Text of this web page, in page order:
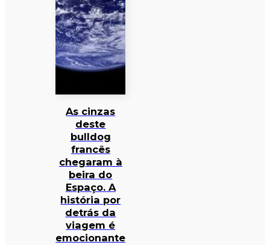
As cinzas
deste
bulldog
francês
chegaram à
beira do
Espaço. A
história por
detrás da
viagem é
emocionante